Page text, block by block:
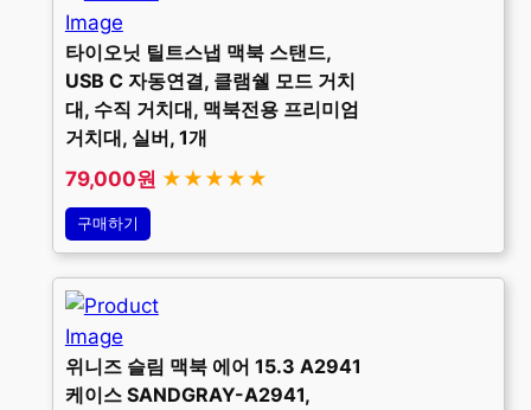
타이오닛 틸트스냅 맥북 스탠드,
USB C 자동연결, 클램쉘 모드 거치
대, 수직 거치대, 맥북전용 프리미엄
거치대, 실버, 1개
79,000원 ★★★★★
구매하기
위니즈 슬림 맥북 에어 15.3 A2941
케이스 SANDGRAY-A2941,